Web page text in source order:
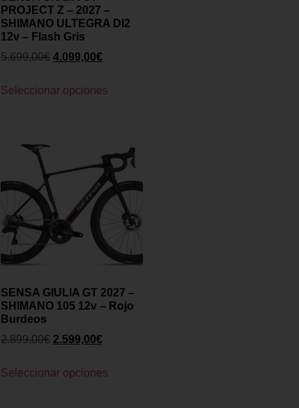
PROJECT Z – 2027 –
SHIMANO ULTEGRA DI2
12v – Flash Gris
5.699,00€ 4.099,00€
Seleccionar opciones
SENSA GIULIA GT 2027 –
SHIMANO 105 12v – Rojo
Burdeos
2.899,00€ 2.599,00€
Seleccionar opciones